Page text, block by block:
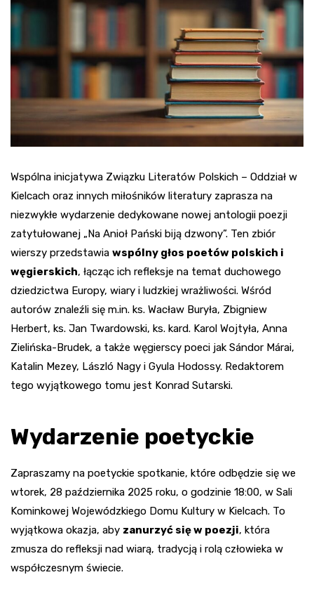
Wspólna inicjatywa Związku Literatów Polskich – Oddział w
Kielcach oraz innych miłośników literatury zaprasza na
niezwykłe wydarzenie dedykowane nowej antologii poezji
zatytułowanej „Na Anioł Pański biją dzwony”. Ten zbiór
wierszy przedstawia wspólny głos poetów polskich i
węgierskich, łącząc ich refleksje na temat duchowego
dziedzictwa Europy, wiary i ludzkiej wrażliwości. Wśród
autorów znaleźli się m.in. ks. Wacław Buryła, Zbigniew
Herbert, ks. Jan Twardowski, ks. kard. Karol Wojtyła, Anna
Zielińska-Brudek, a także węgierscy poeci jak Sándor Márai,
Katalin Mezey, László Nagy i Gyula Hodossy. Redaktorem
tego wyjątkowego tomu jest Konrad Sutarski.
Wydarzenie poetyckie
Zapraszamy na poetyckie spotkanie, które odbędzie się we
wtorek, 28 października 2025 roku, o godzinie 18:00, w Sali
Kominkowej Wojewódzkiego Domu Kultury w Kielcach. To
wyjątkowa okazja, aby zanurzyć się w poezji, która
zmusza do refleksji nad wiarą, tradycją i rolą człowieka w
współczesnym świecie.